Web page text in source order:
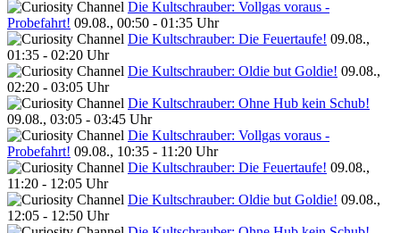
Die Kultschrauber: Vollgas voraus -
Probefahrt! 09.08., 00:50 - 01:35 Uhr
Die Kultschrauber: Die Feuertaufe! 09.08.,
01:35 - 02:20 Uhr
Die Kultschrauber: Oldie but Goldie! 09.08.,
02:20 - 03:05 Uhr
Die Kultschrauber: Ohne Hub kein Schub!
09.08., 03:05 - 03:45 Uhr
Die Kultschrauber: Vollgas voraus -
Probefahrt! 09.08., 10:35 - 11:20 Uhr
Die Kultschrauber: Die Feuertaufe! 09.08.,
11:20 - 12:05 Uhr
Die Kultschrauber: Oldie but Goldie! 09.08.,
12:05 - 12:50 Uhr